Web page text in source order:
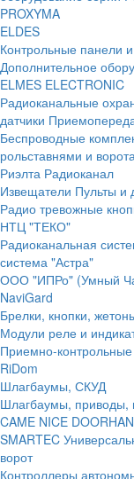
PROXYMA
ELDES
Контрольные панели и
Дополнительное
ELMES ELECTRONIC
Радиоканальные
датчики
Беспроводные
рольставнями и
Риэлта Радиоканал
Извещатели Пульты и
Радио тревожные
НТЦ "ТЕКО"
Радиоканальная
система "Астра"
ООО "ИПРо" (Умный
NaviGard
Брелки, кнопки,
Модули реле и
Приемно-контрольные
RiDom
Шлагбаумы, СКУД
Шлагбаумы, приводы,
CAME NICE DOORHAN
SMARTEC
ворот
Контроллеры